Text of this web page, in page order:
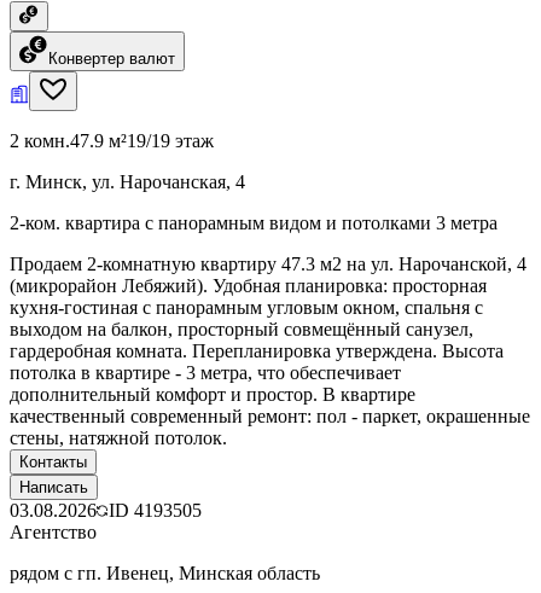
Конвертер валют
2 комн.47.9 м²19/19 этаж
г. Минск, ул. Нарочанская, 4
2-ком. квартира с панорамным видом и потолками 3 метра
Продаем 2-комнатную квартиру 47.3 м2 на ул. Нарочанской, 4
(микрорайон Лебяжий). Удобная планировка: просторная
кухня-гостиная с панорамным угловым окном, спальня с
выходом на балкон, просторный совмещённый санузел,
гардеробная комната. Перепланировка утверждена. Высота
потолка в квартире - 3 метра, что обеспечивает
дополнительный комфорт и простор. В квартире
качественный современный ремонт: пол - паркет, окрашенные
стены, натяжной потолок.
Контакты
Написать
03.08.2026 ID 4193505
Агентство
рядом с гп. Ивенец, Минская область